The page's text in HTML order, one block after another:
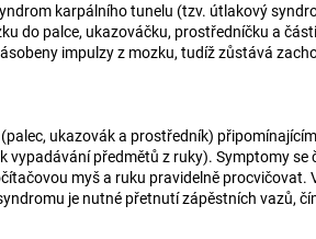
karpálního tunelu (tzv. útlakový
do palce, ukazováčku, prostředníčku a
impulzy z mozku, tudíž zůstává
ukazovák a prostředník)
předmětů z ruky). Symptomy
myš a ruku pravidelně
je nutné přetnutí zápěstních vazů,